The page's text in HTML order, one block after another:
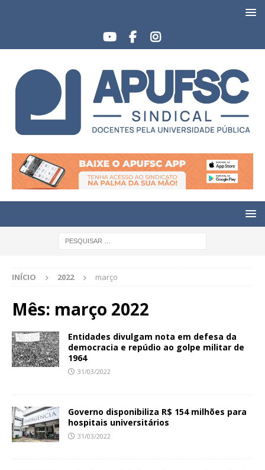
INÍCIO 2022 março
Mês: março 2022
Entidades divulgam nota em defesa da
democracia e repúdio ao golpe militar de
1964
31/03/2022
Governo disponibiliza R$ 154 milhões para
hospitais universitários
31/03/2022